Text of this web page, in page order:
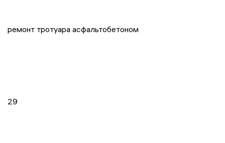
ремонт тротуара асфальтобетоном
29